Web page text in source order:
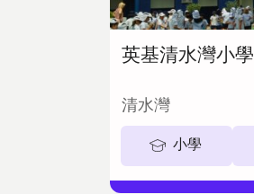
英基清水灣小學
清水灣
小學